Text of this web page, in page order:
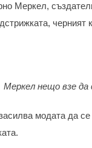
Меркел,
черният
Меркел нещо взе да
модата да